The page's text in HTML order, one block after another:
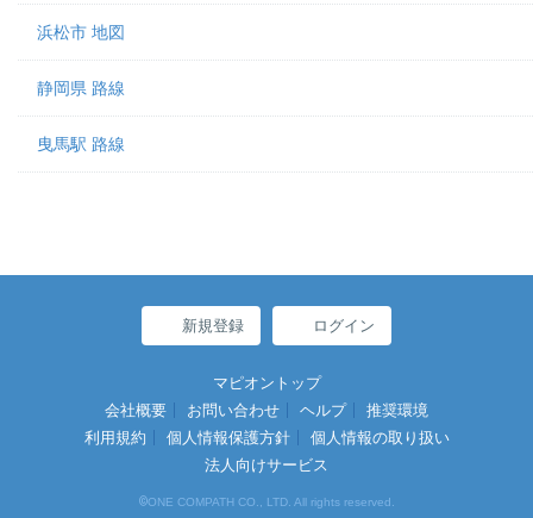
浜松市 地図
静岡県 路線
曳馬駅 路線
新規登録 ログイン
マピオントップ
会社概要
お問い合わせ ヘルプ
推奨環境
利用規約
個人情報保護方針
個人情報の取り扱い
法人向けサービス
©ONE COMPATH CO., LTD. All rights reserved.